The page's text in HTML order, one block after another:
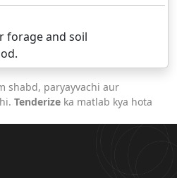
forage and soil
shabd, paryayvachi aur
Tenderize ka matlab kya hota